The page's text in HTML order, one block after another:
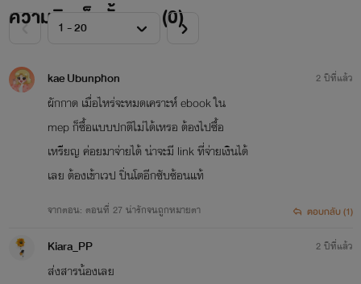
ความคิดเห็นทั้งหมด (0)
kae Ubunphon
ผักกาด เมื่อไหร่จะหมดเคราะห์ ebook ใน
mep ก็ซื้อแบบปกติไม่ได้เหรอ ต้องไปซื้อ
เหรียญ ค่อยมาจ่ายได้ น่าจะมี link ที่จ่ายเงินได้
เลย ต้องเข้าเวป ปิ่นโตอีกซับซ้อนแท้
จากตอน: ตอนที่ 27 น่ารักจนถูกหมายตา
2 ปีที่แล้ว
ตอบกลับ (1)
Kiara_PP
ส่งสารน้องเลย
2 ปีที่แล้ว